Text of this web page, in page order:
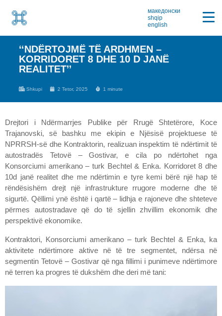
македонски
shqip
english
‘‘NDËRTOJMË TË ARDHMEN –
KORRIDORET 8 DHE 10 D JANË
REALITET’’
Shkupi 2 Tetor, 2025 1 minute
Drejtori i Ndërmarrjes Publike për Rrugë Shtetërore, Koce
Trajanovski, së bashku me ekipin e Njësisë projektuese të
NPRRSH-së dhe Kontraktorin, realizuan inspektim të ndërtimit të
autostradës Tetovë – Gostivar, e cila po ndërtohet nga
Konsorciumi amerikano – turk Bechtel & Enka. Korridoret 8 dhe
10d janë realitet dhe me ndërtimin e tyre kemi bërë një hap të
rëndësishëm drejt një infrastrukture rrugore moderne dhe të
sigurtë. Qëllimi ynë është i qartë – lidhja e rajoneve dhe shteteve
përmes autostradave që do të sjellin zhvillim ekonomik dhe
perspektivë ekonomike.
Kontraktori, Konsorciumi amerikano – turk Bechtel & Enka, ka
aktivitete ndërtimore aktive në të tre segmentet, ndërsa në
segmentin Tetovë – Gostivar që nga fillimi i punimeve ndërtimore
në terren ka progres të dukshëm dhe deri më tani: